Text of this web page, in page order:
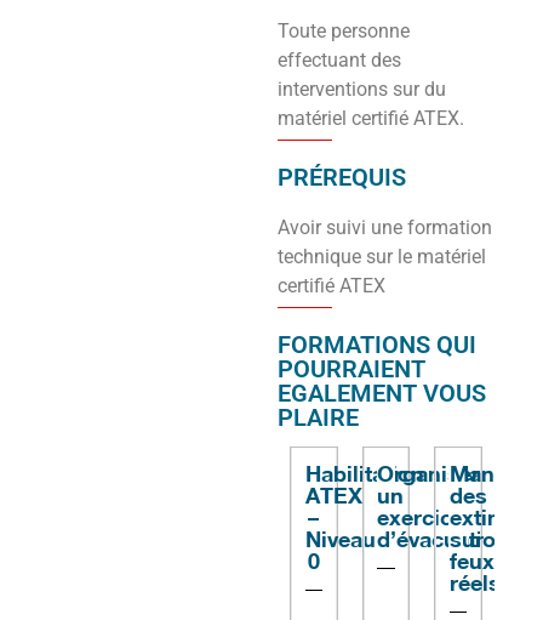
Toute personne
effectuant des
interventions sur du
matériel certifié ATEX.
PRÉREQUIS
Avoir suivi une formation
technique sur le matériel
certifié ATEX
FORMATIONS QUI
POURRAIENT
EGALEMENT VOUS
PLAIRE
Habilitation
ATEX
–
Niveau
0
Organiser
un
exercice
d’évacuation.
Manier
des
sur
feux
réels